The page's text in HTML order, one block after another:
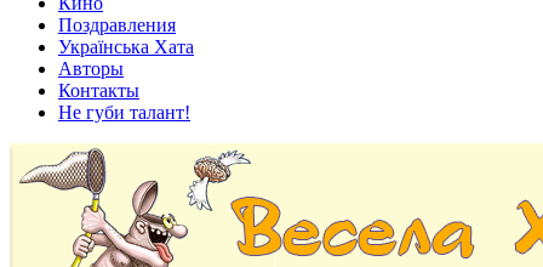
Поздравления
Українська Хата
Авторы
Контакты
Не губи талант!